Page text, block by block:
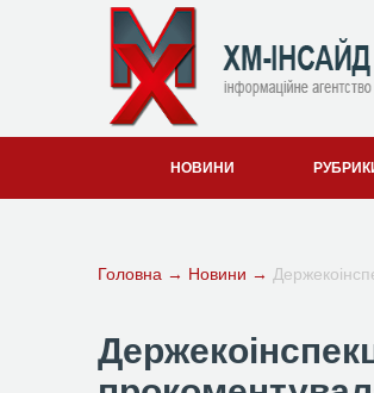
НОВИНИ
Головна → Новини →